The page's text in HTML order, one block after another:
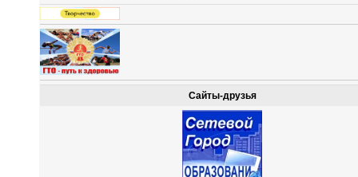
Сайты-друзья